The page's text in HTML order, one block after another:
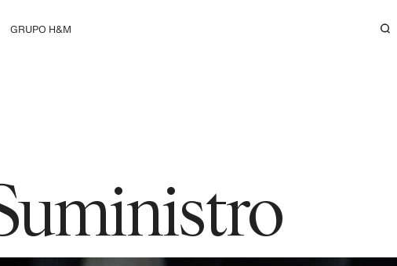
GRUPO H&M